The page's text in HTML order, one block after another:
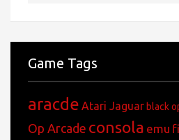
Game Tags
aracde Atari Jaguar black
Op Arcade consola emu